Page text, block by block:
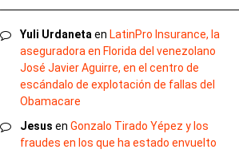
Yuli Urdaneta en LatinPro Insurance, la
aseguradora en Florida del venezolano
José Javier Aguirre, en el centro de
escándalo de explotación de fallas del
Obamacare
Jesus enGonzalo Tirado Yépez y los
fraudes en los que ha estado envuelto